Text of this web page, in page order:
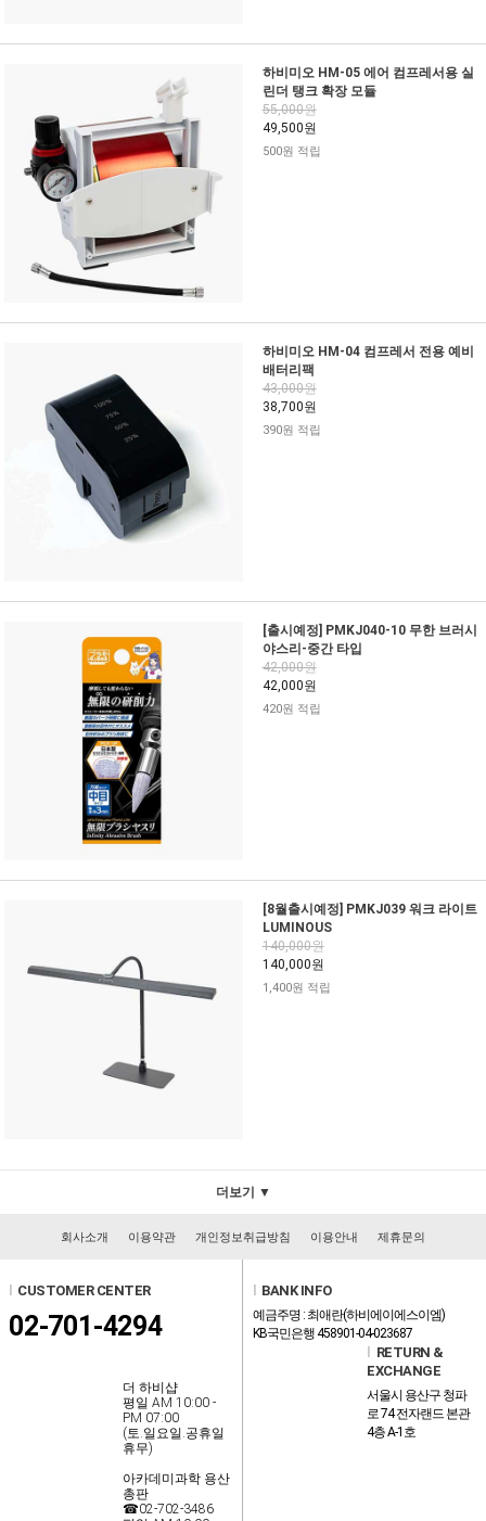
하비미오 HM-05 에어 컴프레서용 실
린더 탱크 확장 모듈
55,000원
49,500원
500원 적립
하비미오 HM-04 컴프레서 전용 예비
배터리팩
43,000원
38,700원
390원 적립
[출시예정] PMKJ040-10 무한 브러시
야스리-중간 타입
42,000원
42,000원
420원 적립
[8월출시예정] PMKJ039 워크 라이트
LUMINOUS
140,000원
140,000원
1,400원 적립
더보기 ▼
회사소개 이용약관 개인정보취급방침 이용안내 제휴문의
l CUSTOMER CENTER
02-701-4294
더 하비샵
평일 AM 10:00 -
PM 07:00
(토.일요일.공휴일
휴무)
아카데미과학 용산
총판
☎02-702-3486
l BANK INFO
예금주명 : 최애란(하비에이에스이엠)
KB국민은행 458901-04-023687
l RETURN &
EXCHANGE
서울시 용산구 청파
로 74 전자랜드 본관
4층 A-1호